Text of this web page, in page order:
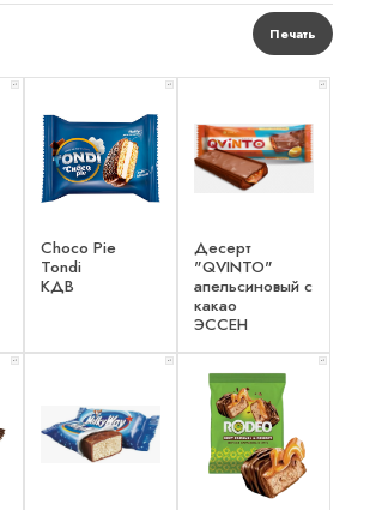
Печать
x 1 x 1
Choco Pie
Tondi
КДВ
x 1
Десерт
"QVINTO"
апельсиновый с
какао
ЭССЕН
x 1 x 1 x 1